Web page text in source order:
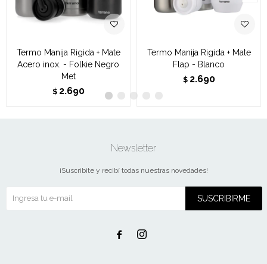
Termo Manija Rigida + Mate
Acero inox. - Folkie Negro
Met
$ 2.690
Termo Manija Rigida + Mate
Flap - Blanco
$ 2.690
Newsletter
¡Suscribite y recibí todas nuestras novedades!
SUSCRIBIRME
 